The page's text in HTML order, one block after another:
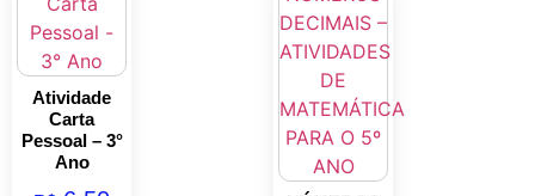
Atividade
Carta
Pessoal – 3°
Ano